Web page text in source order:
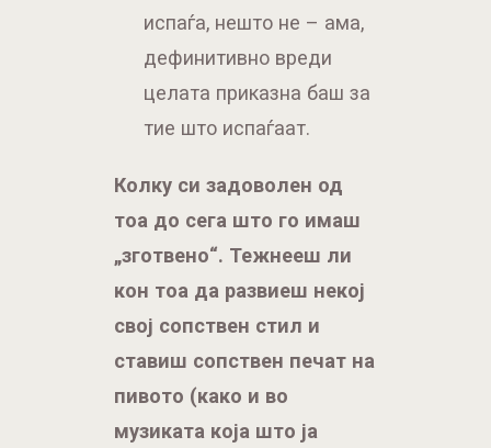
Колку си задоволен од
тоа до сега што го имаш
„зготвено“. Тежнееш ли
свој сопствен стил и
ставиш сопствен печат на
пивото (како и во
музиката која што ја
создаваш)
Баш поради тоа што